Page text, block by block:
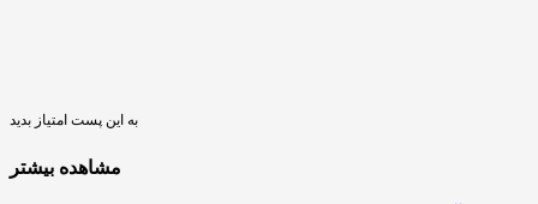
به این پست امتیاز بدید
مشاهده بیشتر